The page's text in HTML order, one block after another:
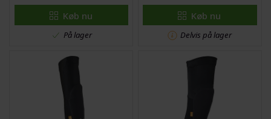
Køb nu
På lager
Køb nu
Delvis på lager